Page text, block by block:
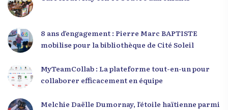
8 ans d’engagement : Pierre Marc BAPTISTE
mobilise pour la bibliothèque de Cité Soleil
MyTeamCollab : La plateforme tout-en-un pour
collaborer efficacement en équipe
Melchie Daëlle Dumornay, l’étoile haïtienne parmi